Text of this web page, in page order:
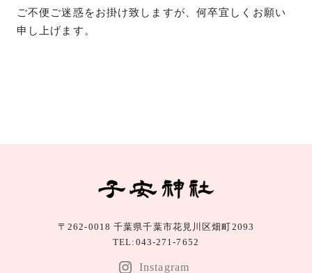
ご不便ご迷惑をお掛け致しますが、何卒宜しくお願い
申し上げます。
〒262-0018 千葉県千葉市花見川区畑町2093
TEL:043-271-7652
Instagram